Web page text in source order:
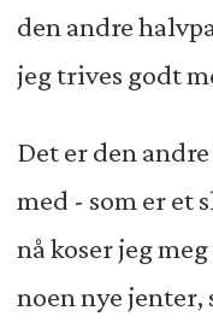
den andre
jeg trives godt
Det er den
med - som er et
nå koser jeg
noen nye jenter,